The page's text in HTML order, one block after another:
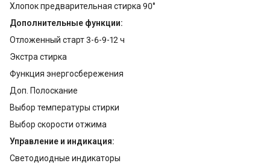
Хлопок предварительная стирка 90°
Дополнительные функции:
Отложенный старт 3-6-9-12 ч
Экстра стирка
Функция энергосбережения
Доп. Полоскание
Выбор температуры стирки
Выбор скорости отжима
Управление и индикация:
Светодиодные индикаторы